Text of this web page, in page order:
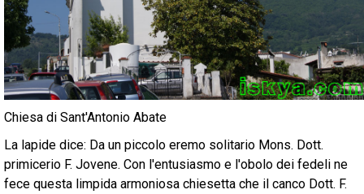
Chiesa di Sant'Antonio Abate
La lapide dice: Da un piccolo eremo solitario Mons. Dott.
primicerio F. Jovene. Con l'entusiasmo e l'obolo dei fedeli ne
fece questa limpida armoniosa chiesetta che il canco Dott. F.